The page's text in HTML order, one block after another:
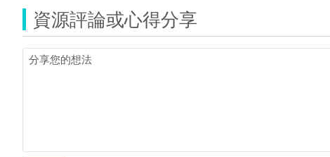
大
市
教
資源評論或心得分享